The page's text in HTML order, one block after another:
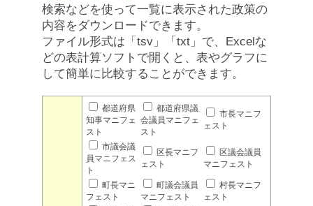
検索などを使って一覧に表示された政策の
内容をダウンロードできます。
ファイル形式は「tsv」「txt」で、Excelな
どの表計算ソフトで開くと、表やグラフに
して簡単に比較することができます。
都道府県
知事マニフェ
スト
都道府県議
会議員マニフェ
スト
市長マニフ
ェスト
市議会議
員マニフェス
ト
区長マニフ
ェスト
区議会議員
マニフェスト
町長マニ
フェスト
町議会議員
マニフェスト
村長マニフ
ェスト